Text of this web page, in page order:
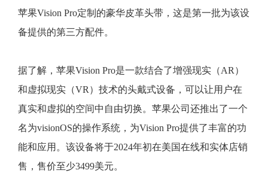
苹果Vision Pro定制的豪华皮革头带，这是第一批为该设
备提供的第三方配件。
据了解，苹果Vision Pro是一款结合了增强现实（AR）
和虚拟现实（VR）技术的头戴式设备，可以让用户在
真实和虚拟的空间中自由切换。苹果公司还推出了一个
名为visionOS的操作系统，为Vision Pro提供了丰富的功
能和应用。该设备将于2024年初在美国在线和实体店销
售，售价至少3499美元。